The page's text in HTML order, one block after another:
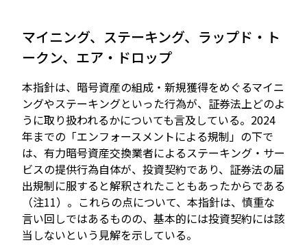
マイニング、ステーキング、ラップド・ト
ークン、エア・ドロップ
本指針は、暗号資産の組成・新規獲得をめぐるマイニ
ングやステーキングといった行為が、証券法上どのよ
うに取り扱われるかについても言及している。2024
年までの「エンフォースメントによる規制」の下で
は、有力暗号資産交換業者によるステーキング・サー
ビスの提供行為自体が、投資契約であり、証券法の届
出規制に服すると解釈されたこともあったからである
（注11）。これらの点について、本指針は、慎重な
言い回しではあるものの、基本的には投資契約には該
当しないという見解を示している。